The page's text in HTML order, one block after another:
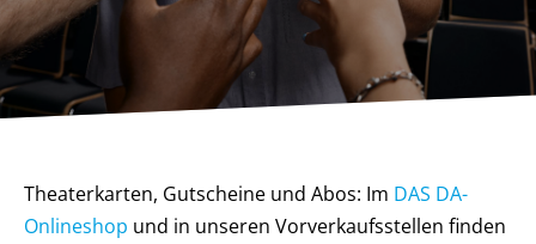
Theaterkarten, Gutscheine und Abos: Im DAS DA-
Onlineshop und in unseren Vorverkaufsstellen finden